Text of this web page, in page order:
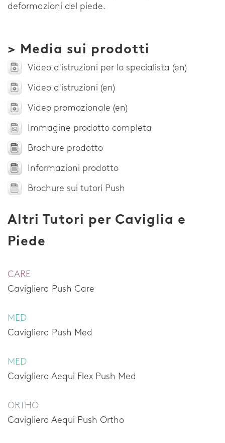
deformazioni del piede.
> Media sui prodotti
Video d'istruzioni per lo specialista (en)
Video d'istruzioni (en)
Video promozionale (en)
Immagine prodotto completa
Brochure prodotto
Informazioni prodotto
Brochure sui tutori Push
Altri Tutori per Caviglia e
Piede
CARE
Cavigliera Push Care
MED
Cavigliera Push Med
MED
Cavigliera Aequi Flex Push Med
ORTHO
Cavigliera Aequi Push Ortho